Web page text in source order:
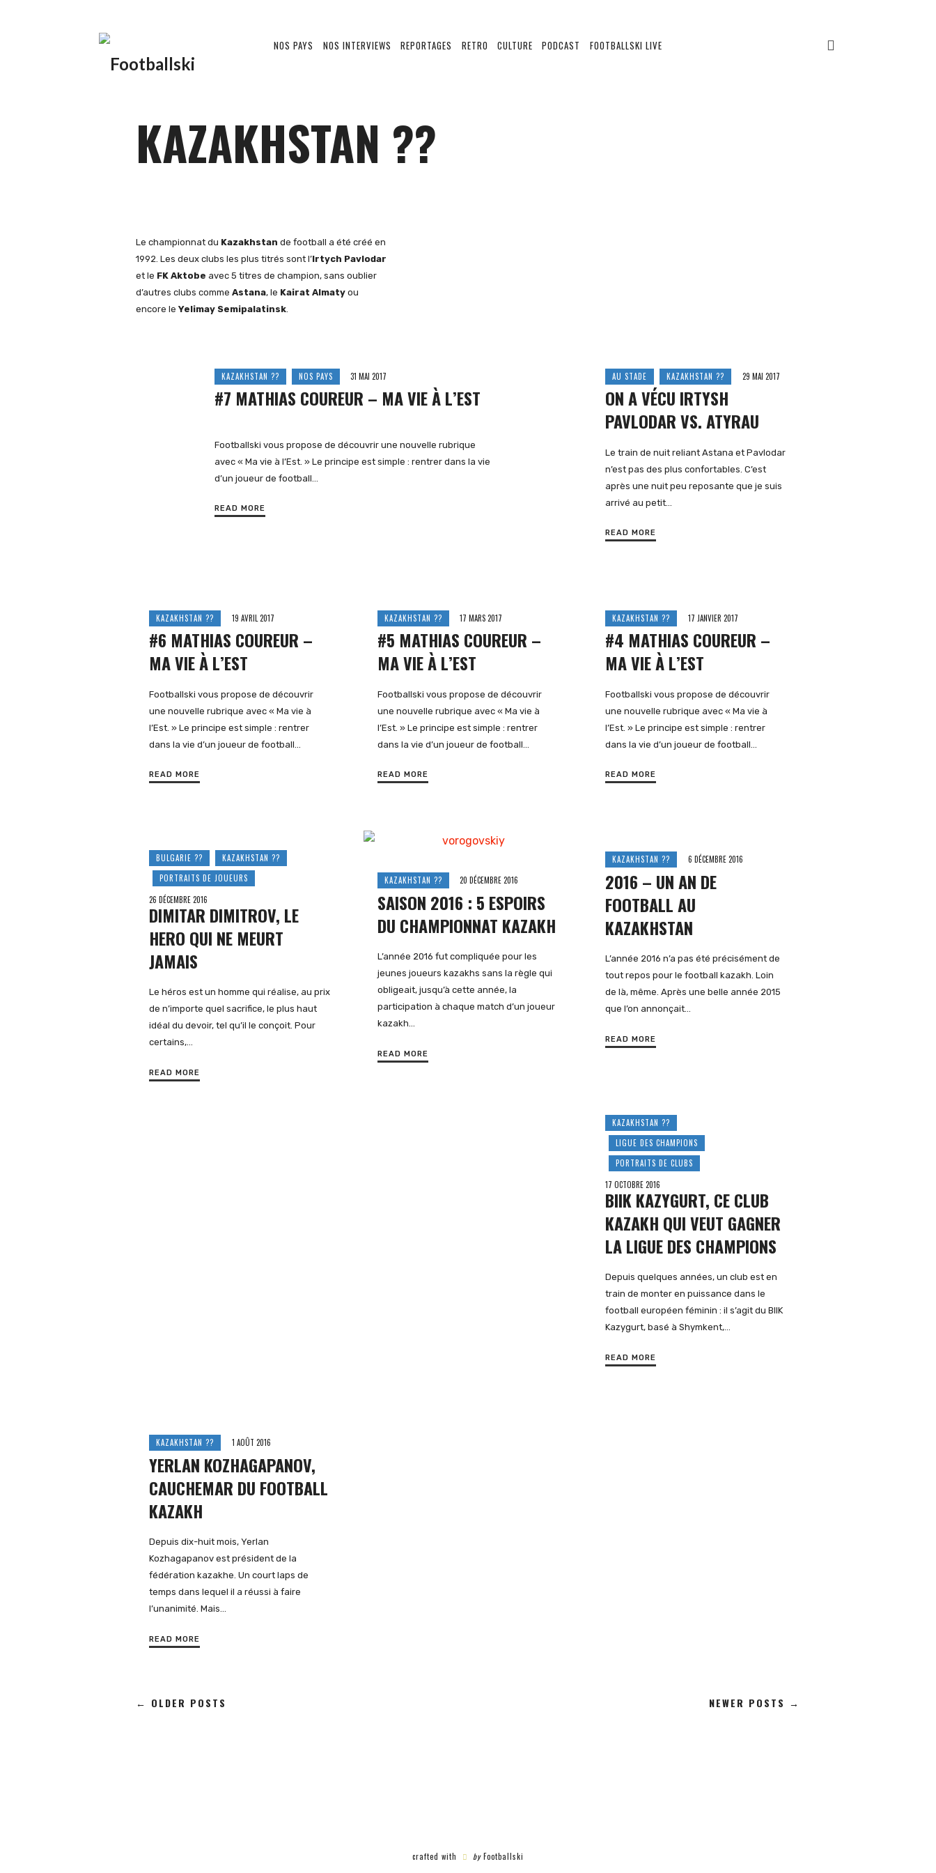
Footballski NOS PAYS NOS INTERVIEWS REPORTAGES RETRO CULTURE PODCAST FOOTBALLSKI LIVE
KAZAKHSTAN ??
Le championnat du Kazakhstan de football a été créé en
1992. Les deux clubs les plus titrés sont l’Irtych Pavlodar
et le FK Aktobe avec 5 titres de champion, sans oublier
d’autres clubs comme Astana, le Kairat Almaty ou
encore le Yelimay Semipalatinsk
KAZAKHSTAN ?? NOS PAYS 31 MAI 2017
#7 MATHIAS COUREUR – MA VIE À L’EST
Footballski vous propose de découvrir une nouvelle rubrique
avec « Ma vie à l’Est. » Le principe est simple : rentrer dans la vie
d’un joueur de football…
READ MORE
AU STADE KAZAKHSTAN ?? 29 MAI 2017
ON A VÉCU IRTYSH
PAVLODAR VS. ATYRAU
Le train de nuit reliant Astana et Pavlodar
n’est pas des plus confortables. C’est
après une nuit peu reposante que je suis
arrivé au petit…
READ MORE
KAZAKHSTAN ?? 19 AVRIL 2017
#6 MATHIAS COUREUR –
MA VIE À L’EST
Footballski vous propose de découvrir
une nouvelle rubrique avec « Ma vie à
l’Est. » Le principe est simple : rentrer
dans la vie d’un joueur de football…
READ MORE
KAZAKHSTAN ?? 17 MARS 2017
#5 MATHIAS COUREUR –
MA VIE À L’EST
Footballski vous propose de découvrir
une nouvelle rubrique avec « Ma vie à
l’Est. » Le principe est simple : rentrer
dans la vie d’un joueur de football…
READ MORE
KAZAKHSTAN ?? 17 JANVIER 2017
#4 MATHIAS COUREUR –
MA VIE À L’EST
Footballski vous propose de découvrir
une nouvelle rubrique avec « Ma vie à
l’Est. » Le principe est simple : rentrer
dans la vie d’un joueur de football…
READ MORE
BULGARIE ??
KAZAKHSTAN ??
PORTRAITS DE JOUEURS
26 DÉCEMBRE 2016
DIMITAR DIMITROV, LE
HERO QUI NE MEURT
JAMAIS
Le héros est un homme qui réalise, au prix
de n’importe quel sacrifice, le plus haut
idéal du devoir, tel qu’il le conçoit. Pour
certains,…
READ MORE
KAZAKHSTAN ?? 20 DÉCEMBRE 2016
SAISON 2016 : 5 ESPOIRS
DU CHAMPIONNAT KAZAKH
L’année 2016 fut compliquée pour les
jeunes joueurs kazakhs sans la règle qui
obligeait, jusqu’à cette année, la
participation à chaque match d’un joueur
kazakh…
READ MORE
KAZAKHSTAN ?? 6 DÉCEMBRE 2016
2016 – UN AN DE
FOOTBALL AU
KAZAKHSTAN
L’année 2016 n’a pas été précisément de
tout repos pour le football kazakh. Loin
de là, même. Après une belle année 2015
que l’on annonçait…
READ MORE
KAZAKHSTAN ??
LIGUE DES CHAMPIONS
PORTRAITS DE CLUBS
17 OCTOBRE 2016
BIIK KAZYGURT, CE CLUB
KAZAKH QUI VEUT GAGNER
LA LIGUE DES CHAMPIONS
Depuis quelques années, un club est en
train de monter en puissance dans le
football européen féminin : il s’agit du BIIK
Kazygurt, basé à Shymkent,…
READ MORE
KAZAKHSTAN ?? 1 AOÛT 2016
YERLAN KOZHAGAPANOV,
CAUCHEMAR DU FOOTBALL
KAZAKH
Depuis dix-huit mois, Yerlan
Kozhagapanov est président de la
fédération kazakhe. Un court laps de
temps dans lequel il a réussi à faire
l’unanimité. Mais…
READ MORE
← OLDER POSTS NEWER POSTS →
crafted with byFootballski